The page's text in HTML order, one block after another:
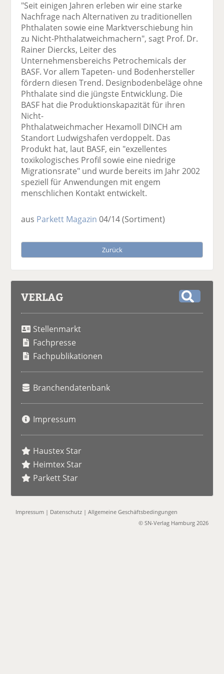
"Seit einigen Jahren erleben wir eine starke
Nachfrage nach Alternativen zu traditionellen
Phthalaten sowie eine Marktverschiebung hin
zu Nicht-Phthalatweichmachern", sagt Prof. Dr.
Rainer Diercks, Leiter des
Unternehmensbereichs Petrochemicals der
BASF. Vor allem Tapeten- und Bodenhersteller
fördern diesen Trend. Designbodenbeläge ohne
Phthalate sind die jüngste Entwicklung. Die
BASF hat die Produktionskapazität für ihren
Nicht-
Phthalatweichmacher Hexamoll DINCH am
Standort Ludwigshafen verdoppelt. Das
Produkt hat, laut BASF, ein "exzellentes
toxikologisches Profil sowie eine niedrige
Migrationsrate" und wurde bereits im Jahr 2002
speziell für Anwendungen mit engem
menschlichen Kontakt entwickelt.
aus Parkett Magazin 04/14(Sortiment)
Zurück
VERLAG
Stellenmarkt
Fachpresse
Fachpublikationen
Branchendatenbank
Impressum
Haustex Star
Heimtex Star
Parkett Star
Impressum | Datenschutz |Allgemeine Geschäftsbedingungen
© SN-Verlag Hamburg 2026